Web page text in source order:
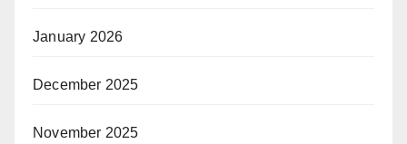
January 2026
December 2025
November 2025